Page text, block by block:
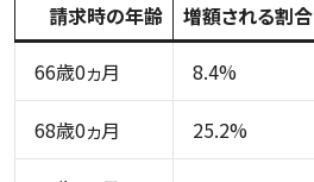
請求時の年齢
増額される割合
66歳0ヵ月
8.4%
68歳0ヵ月 25.2%